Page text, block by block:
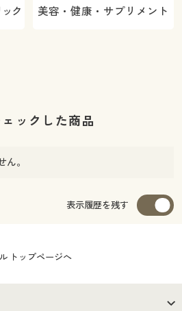
ク 美容・健康・サプリメント
ックした商品
。
表示履歴を残す
トップページへ